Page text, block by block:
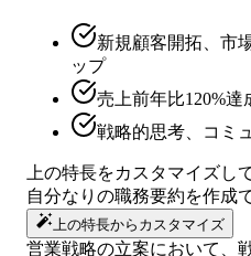
新規顧客開拓、市
ップ
売上前年比120%達
戦略的思考、コミ
上の特長をカスタマイズして
自分なりの職務要約を作成
上の特長からカスタマイズ
営業戦略の立案において、